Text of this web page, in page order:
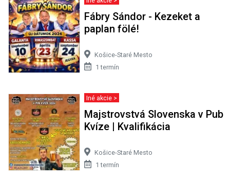
Fábry Sándor - Kezeket a
paplan fölé!
Košice-Staré Mesto
1 termín
Iné akcie >
Majstrovstvá Slovenska v Pub
Kvíze | Kvalifikácia
Košice-Staré Mesto
1 termín